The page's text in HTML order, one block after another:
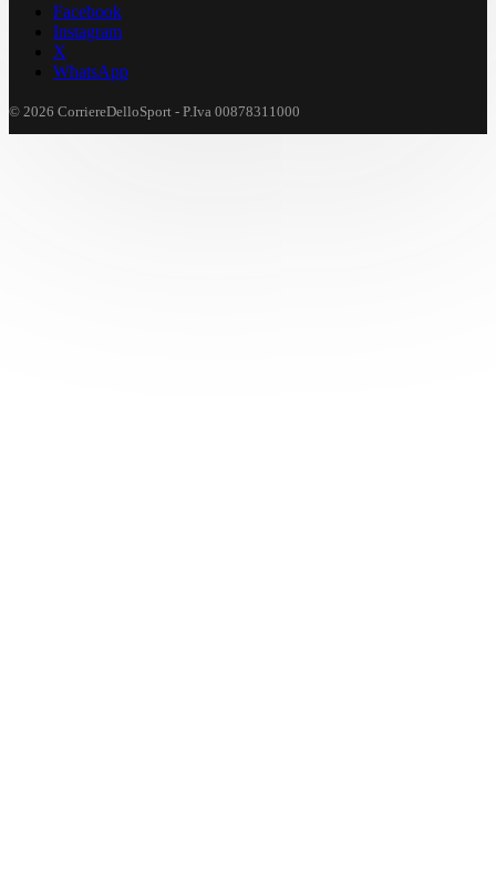
Facebook
Instagram
X
WhatsApp
© 2026 CorriereDelloSport - P.Iva 00878311000